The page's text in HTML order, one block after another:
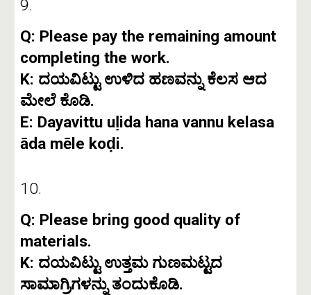
9.
Q: Please pay the remaining amount
completing the work.
K: ದಯವಿಟ್ಟು ಉಳಿದ ಹಣವನ್ನು ಕೆಲಸ ಆದ
ಮೇಲೆ ಕೊಡಿ.
E: Dayavittu uḷida hana vannu kelasa
āda mēle koḍi.
10.
Q: Please bring good quality of
materials.
K: ದಯವಿಟ್ಟು ಉತ್ತಮ ಗುಣಮಟ್ಟದ
ಸಾಮಾಗ್ರಿಗಳನ್ನು ತಂದುಕೊಡಿ.